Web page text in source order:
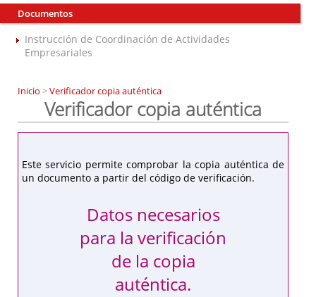
Documentos
Instrucción de Coordinación de Actividades
Empresariales
Inicio >Verificador copia auténtica
Verificador copia auténtica
Este servicio permite comprobar la copia auténtica de
un documento a partir del código de verificación.
Datos necesarios
para la verificación
de la copia
auténtica.